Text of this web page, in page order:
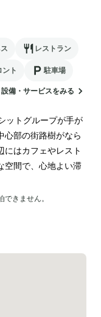
レストラン
ト 駐車場
設備・サービスをみる
ットグループが手が
心部の街路樹がなら
にはカフェやレスト
空間で、心地よい滞
できません。